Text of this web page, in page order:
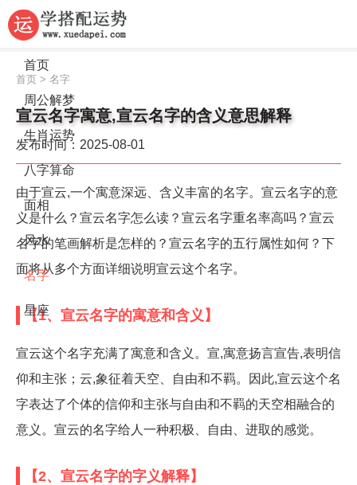
首页
周公解梦
生肖运势
八字算命
面相
风水
名字
星座
首页 > 名字
宣云名字寓意,宣云名字的含义意思解释
发布时间：2025-08-01
由于宣云,一个寓意深远、含义丰富的名字。宣云名字的意
义是什么？宣云名字怎么读？宣云名字重名率高吗？宣云
名字的笔画解析是怎样的？宣云名字的五行属性如何？下
面将从多个方面详细说明宣云这个名字。
【1、宣云名字的寓意和含义】
宣云这个名字充满了寓意和含义。宣,寓意扬言宣告,表明信
仰和主张；云,象征着天空、自由和不羁。因此,宣云这个名
字表达了个体的信仰和主张与自由和不羁的天空相融合的
意义。宣云的名字给人一种积极、自由、进取的感觉。
【2、宣云名字的字义解释】